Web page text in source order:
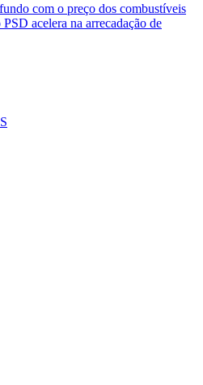
com o preço dos combustíveis
acelera na arrecadação de